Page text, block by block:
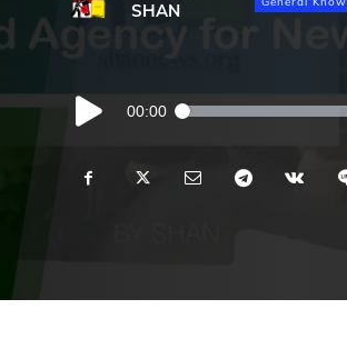
SHAN
Audio
Player
00:00